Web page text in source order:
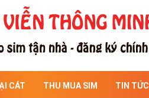
CÁT THU MUA SIM TIN TỨC